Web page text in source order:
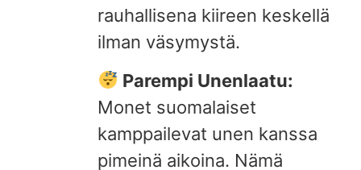
rauhallisena kiireen keskellä
ilman väsymystä.
Parempi Unenlaatu:
Monet suomalaiset
kamppailevat unen kanssa
pimeinä aikoina. Nämä